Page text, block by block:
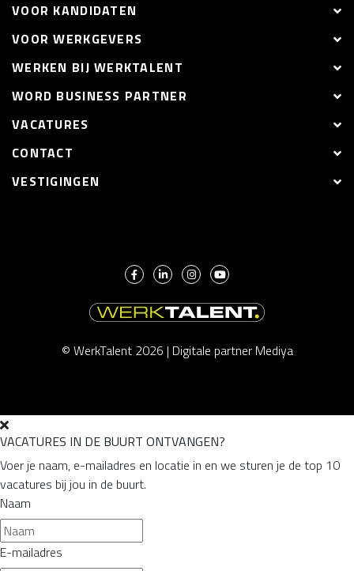
VOOR KANDIDATEN
VOOR WERKGEVERS
WERKEN BIJ WERKTALENT
WORD BUSINESS PARTNER
VACATURES
CONTACT
VESTIGINGEN
© WerkTalent 2026 | Digitale partner Mediya
VACATURES IN DE BUURT ONTVANGEN?
Voer je naam, e-mailadres en locatie in en we sturen je de top 10
vacatures bij jou in de buurt.
Naam
E-mailadres